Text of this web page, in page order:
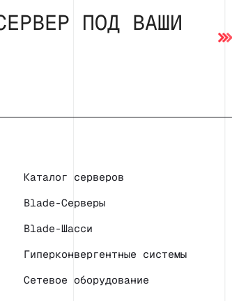
ПОД ВАШИ
Каталог серверов
Blade-Серверы
Blade-Шасси
Гиперконвергентные системы
Сетевое оборудование